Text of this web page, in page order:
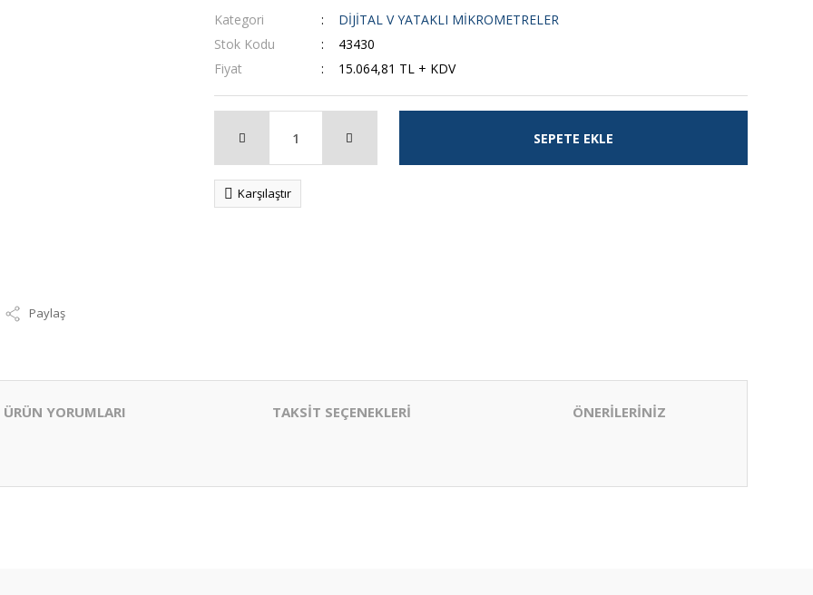
Paylaş
Kategori
DİJİTAL V YATAKLI MİKROMETRELER
Stok Kodu
43430
Fiyat
15.064,81 TL + KDV
SEPETE EKLE
Karşılaştır
ÜRÜN YORUMLARI TAKSİT SEÇENEKLERİ ÖNERİLERİNİZ